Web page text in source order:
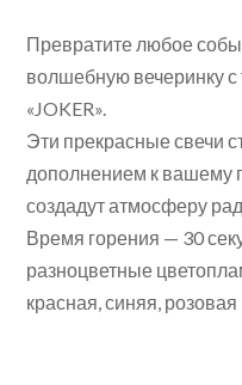
Превратите любое
волшебную вечеринку
«JOKER».
Эти прекрасные свечи
дополнением к вашему
создадут атмосферу
Время горения — 30
разноцветные
красная, синяя, розовая